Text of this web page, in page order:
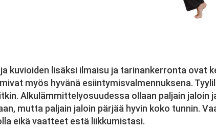
kuvioiden lisäksi ilmaisu ja tarinankerronta ovat
myös hyvänä esiintymisvalmennuksena.
Alkulämmittelyosuudessa ollaan paljain
mutta paljain jaloin pärjää hyvin koko tunnin.
eikä vaatteet estä liikkumistasi.